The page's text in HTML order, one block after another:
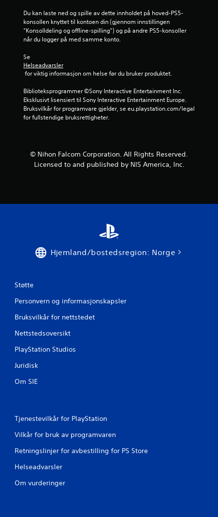
Du kan laste ned og spille av dette innholdet på hoved-PS5-
konsollen knyttet til kontoen din (gjennom innstillingen
"Konsolldeling og offline-spilling") og på andre PS5-konsoller
når du logger på med samme konto.
Se
Helseadvarsler
for viktig informasjon om helse før du bruker produktet.
Biblioteksprogrammer ©Sony Interactive Entertainment Inc.
Eksklusivt lisensiert til Sony Interactive Entertainment Europe.
Bruksvilkår for programvare gjelder, se eu.playstation.com/legal
for fullstendige bruksrettigheter.
© Nihon Falcom Corporation. All Rights Reserved.
Licensed to and published by NIS America, Inc.
Hjemland/bostedsregion: Norge
Støtte
Personvern og informasjonskapsler
Bruksvilkår for nettstedet
Nettstedsoversikt
PlayStation Studios
Juridisk
Om SIE
Tjenestevilkår for PlayStation
Vilkår for bruk av programvaren
Retningslinjer for avbestilling for PS Store
Helseadvarsler
Om vurderinger